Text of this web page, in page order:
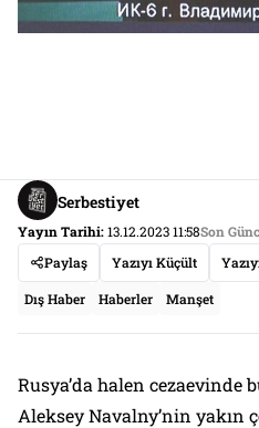
Serbestiyet
Yayın Tarihi:13.12.2023 11:58Son
Paylaş
Yazıyı Küçült
Dış Haber Haberler Manşet
Rusya’da halen
Aleksey Navalny’nin yakın